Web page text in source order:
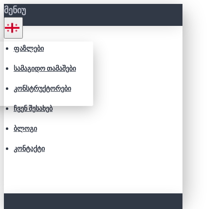
ᲛᲔᲜᲘᲣ
ᲤᲐᲖᲚᲔᲑᲘ
ᲡᲐᲛᲐᲒᲘᲓᲝ ᲗᲐᲛᲐᲨᲔᲑᲘ
ᲙᲝᲜᲡᲢᲠᲣᲥᲢᲝᲠᲔᲑᲘ
ᲩᲕᲔᲜ ᲨᲔᲡᲐᲮᲔᲑ
ᲑᲚᲝᲒᲘ
ᲙᲝᲜᲢᲐᲥᲢᲘ